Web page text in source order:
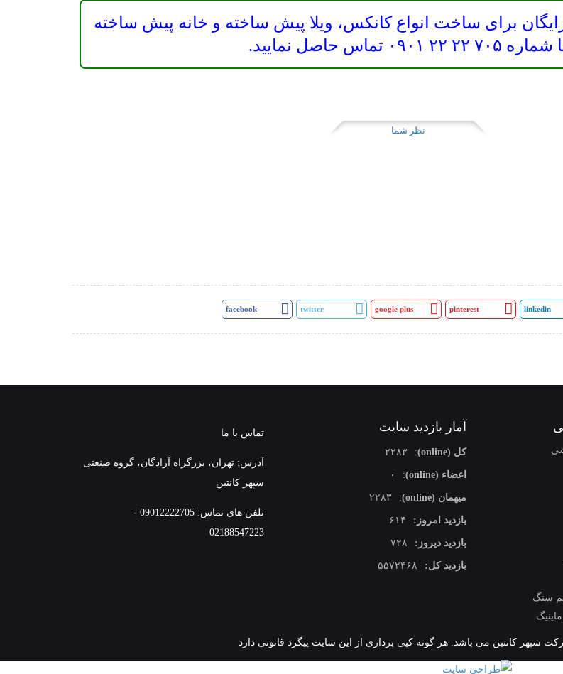
برای ساخت انواع کانکس، ویلا پیش ساخته و خانه پیش ساخته
۷۰۵ ۲۲ ۲۲ ۰۹۰۱ تماس حاصل نمایید.
نظر شما
facebook twitter google plus pinterest linkedin
سنگ
آمار بازدید سایت
کل (online) : ۲۲۸۳
اعضاء (online) : ۰
میهمان (online) : ۲۲۸۳
بازدید امروز: ۶۱۴
بازدید دیروز: ۷۲۸
بازدید کل: ۵۵۷۲۴۶۸
تماس با ما
آدرس: تهران، بزرگراه آزادگان، گروه صنعتی
سپهر کانتین
تلفن های تماس: 09012222705 -
02188547223
سپهر کانتین می باشد. هر گونه کپی برداری از این سایت پیگرد قانونی دارد